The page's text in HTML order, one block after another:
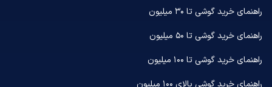
راهنمای خرید گوشی تا ۳۰ میلیون
راهنمای خرید گوشی تا ۵۰ میلیون
راهنمای خرید گوشی تا ۱۰۰ میلیون
راهنمای خرید گوشی بالای ۱۰۰ میلیون